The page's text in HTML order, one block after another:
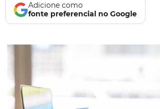
Adicione como
fonte preferencial no Google